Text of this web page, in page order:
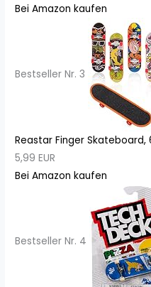
Bei Amazon kaufen
Bestseller Nr. 3
Reastar Finger Skateboard,
5,99 EUR
Bei Amazon kaufen
Bestseller Nr. 4